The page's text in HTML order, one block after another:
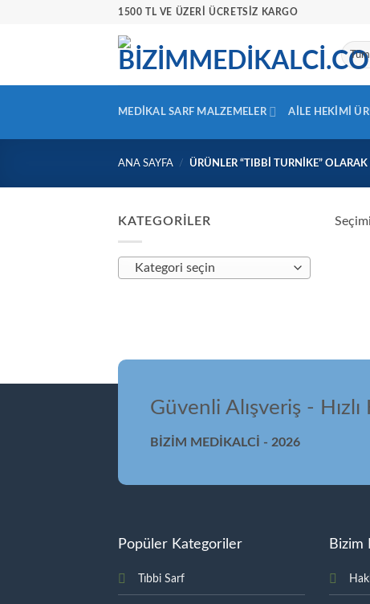
1500 TL VE ÜZERİ ÜCRETSİZ KARGO
MEDIKAL SARF MALZEMELER AILE HEKIMI
ANA SAYFA / ÜRÜNLER “TIBBI TURNIKE” OLARAK
KATEGORILER
Kategori seçin
Güvenli Alışveriş - Hızlı
BİZİM MEDİKALCİ - 2026
Popüler Kategoriler
Tıbbi Sarf
Bizim